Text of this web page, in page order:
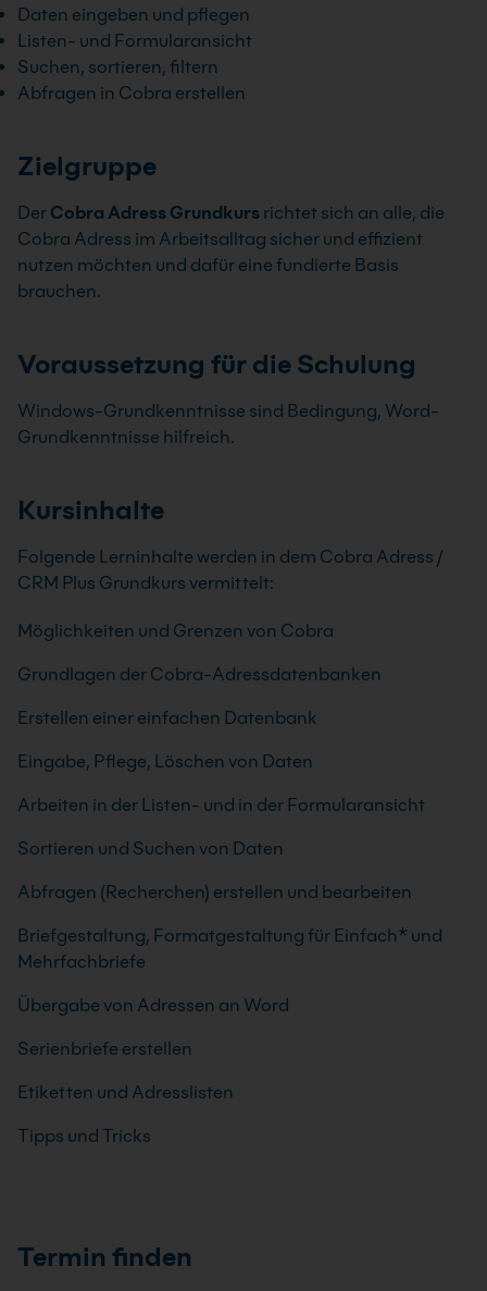
Daten eingeben und pflegen
Listen- und Formularansicht
Suchen, sortieren, filtern
Abfragen in Cobra erstellen
Zielgruppe
Der Cobra Adress Grundkurs richtet sich an alle, die
Cobra Adress im Arbeitsalltag sicher und effizient
nutzen möchten und dafür eine fundierte Basis
brauchen.
Voraussetzung für die Schulung
Windows-Grundkenntnisse sind Bedingung, Word-
Grundkenntnisse hilfreich.
Kursinhalte
Folgende Lerninhalte werden in dem Cobra Adress /
CRM Plus Grundkurs vermittelt:
Möglichkeiten und Grenzen von Cobra
Grundlagen der Cobra-Adressdatenbanken
Erstellen einer einfachen Datenbank
Eingabe, Pflege, Löschen von Daten
Arbeiten in der Listen- und in der Formularansicht
Sortieren und Suchen von Daten
Abfragen (Recherchen) erstellen und bearbeiten
Briefgestaltung, Formatgestaltung für Einfach* und
Mehrfachbriefe
Übergabe von Adressen an Word
Serienbriefe erstellen
Etiketten und Adresslisten
Tipps und Tricks
Termin finden